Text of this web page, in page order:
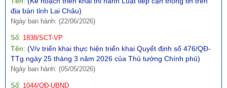
địa bàn tỉnh Lai Châu)
Ngày ban hành: (22/06/2026)
Tên:(V/v triển khai thực hiện triển khai Quyết định số 476/QĐ-
TTg ngày 25 tháng 3 năm 2026 của Thủ tướng Chính phủ)
Ngày ban hành: (05/05/2026)